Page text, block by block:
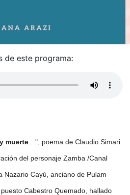
de este programa:
muerte …", poema de Claudio Simari
del personaje Zamba /Canal
Nazario Cayú, anciano de Pulam
Cabestro Quemado, hallado